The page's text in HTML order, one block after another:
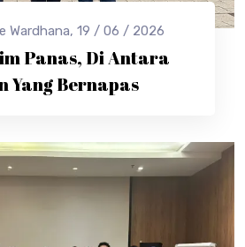
Wardhana, 19 / 06 / 2026
Panas, Di Antara
Yang Bernapas